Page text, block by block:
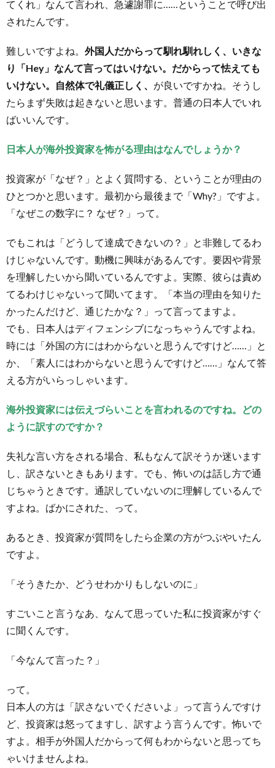
てくれ」なんて言われ、急遽謝罪に……ということで呼び出
されたんです。
難しいですよね。 外国人だからって馴れ馴れしく、いきな
り「Hey」なんて言ってはいけない。だからって怯えても
いけない。自然体で礼儀正しく、 が良いですかね。そうし
たらまず失敗は起きないと思います。普通の日本人でいれ
ばいいんです。
日本人が海外投資家を怖がる理由はなんでしょうか？
投資家が「なぜ？」とよく質問する、ということが理由の
ひとつかと思います。最初から最後まで「Why?」ですよ。
「なぜこの数字に？ なぜ？」って。
でもこれは「どうして達成できないの？」と非難してるわ
けじゃないんです。動機に興味があるんです。要因や背景
を理解したいから聞いているんですよ。実際、彼らは責め
てるわけじゃないって聞いてます。「本当の理由を知りた
かったんだけど、通じたかな？」って言ってますよ。
でも、日本人はディフェンシブになっちゃうんですよね。
時には「外国の方にはわからないと思うんですけど……」と
か、「素人にはわからないと思うんですけど……」なんて答
える方がいらっしゃいます。
海外投資家には伝えづらいことを言われるのですね。どの
ように訳すのですか？
失礼な言い方をされる場合、私もなんて訳そうか迷います
し、訳さないときもあります。でも、怖いのは話し方で通
じちゃうときです。通訳していないのに理解しているんで
すよね。ばかにされた、って。
あるとき、投資家が質問をしたら企業の方がつぶやいたん
ですよ。
「そうきたか、どうせわかりもしないのに」
すごいこと言うなあ、なんて思っていた私に投資家がすぐ
に聞くんです。
「今なんて言った？」
って。
日本人の方は「訳さないでくださいよ」って言うんですけ
ど、投資家は怒ってますし、訳すよう言うんです。怖いで
すよ。相手が外国人だからって何もわからないと思ってち
ゃいけませんよね。